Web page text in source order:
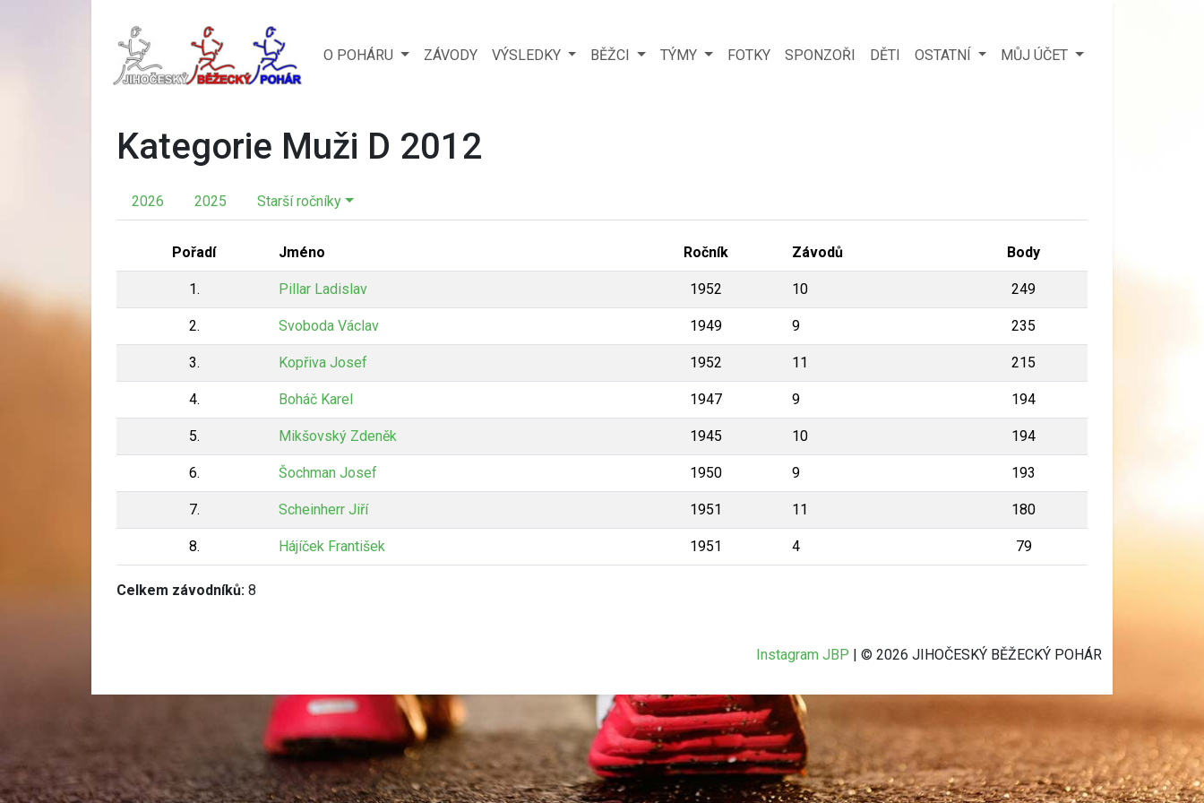
O POHÁRU ZÁVODY VÝSLEDKY BĚŽCI TÝMY FOTKY SPONZOŘI DĚTI OSTATNÍ MŮJ ÚČET
Kategorie Muži D 2012
2026 2025 Starší ročníky
Pořadí Jméno Ročník Závodů Body
1. Pillar Ladislav 1952 10 249
2. Svoboda Václav 1949 9 235
3. Kopřiva Josef 1952 11 215
4. Boháč Karel 1947 9 194
5. Mikšovský Zdeněk 1945 10 194
6. Šochman Josef 1950 9 193
7. Scheinherr Jiří 1951 11 180
8. Hájíček František 1951 4 79
Celkem závodníků: 8
Instagram JBP | © 2026 JIHOČESKÝ BĚŽECKÝ POHÁR